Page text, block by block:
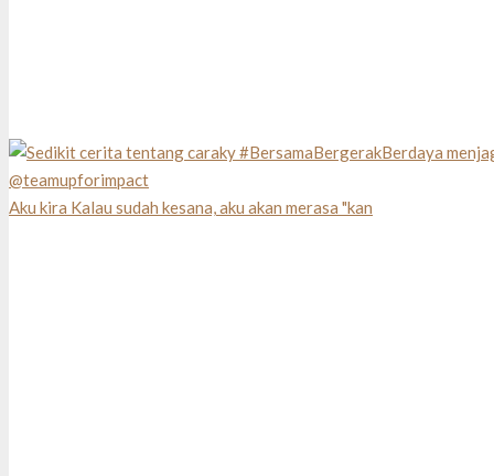
Aku kira Kalau sudah kesana, aku akan merasa "kan